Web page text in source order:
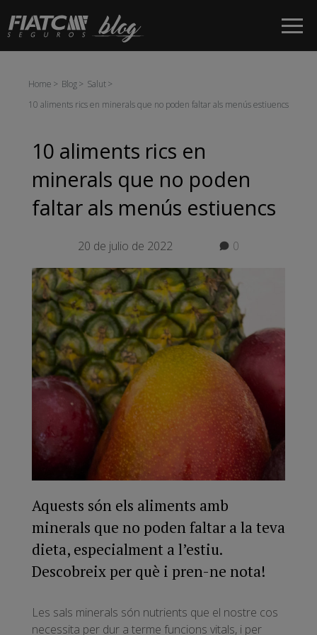
Salta al contingut principal
Home Blog
Salut
10 aliments rics en minerals que no poden faltar als menús estiuencs
10 aliments rics en
minerals que no poden
faltar als menús estiuencs
20 de julio de 2022 0
Aquests són els aliments amb
minerals que no poden faltar a la teva
dieta, especialment a l’estiu.
Descobreix per què i pren-ne nota!
Les sals minerals són nutrients que el nostre cos
necessita per dur a terme funcions vitals, i per